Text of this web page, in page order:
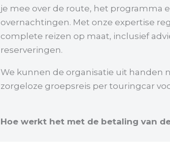
je mee over de route, het programma
overnachtingen. Met onze expertise
complete reizen op maat, inclusief
reserveringen.
We kunnen de organisatie uit handen
zorgeloze groepsreis per touringcar
Hoe werkt het met de betaling van